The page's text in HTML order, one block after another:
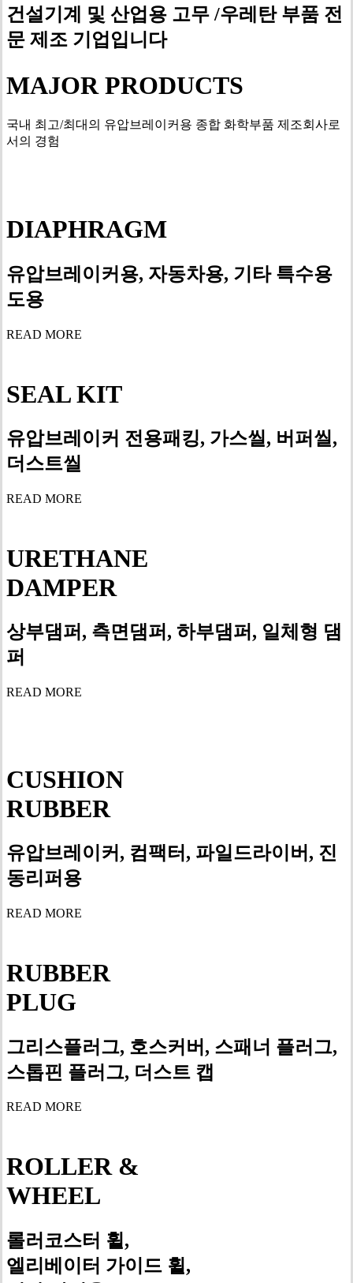
건설기계 및 산업용 고무 /우레탄 부품 전
문 제조 기업입니다
MAJOR PRODUCTS
국내 최고/최대의 유압브레이커용 종합 화학부품 제조회사로
서의 경험
DIAPHRAGM
유압브레이커용, 자동차용, 기타 특수용
도용
READ MORE
SEAL KIT
유압브레이커 전용패킹, 가스씰, 버퍼씰,
더스트씰
READ MORE
URETHANE
DAMPER
상부댐퍼, 측면댐퍼, 하부댐퍼, 일체형 댐
퍼
READ MORE
CUSHION
RUBBER
유압브레이커, 컴팩터, 파일드라이버, 진
동리퍼용
READ MORE
RUBBER
PLUG
그리스플러그, 호스커버, 스패너 플러그,
스톱핀 플러그, 더스트 캡
READ MORE
ROLLER &
WHEEL
롤러코스터 휠,
엘리베이터 가이드 휠,